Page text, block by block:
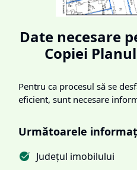
Date necesare
Copiei
Pentru ca procesul să se
eficient, sunt necesare
Următoarele
Județul imobilului